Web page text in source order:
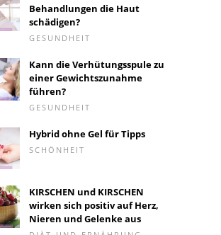
Behandlungen die Haut
schädigen?
GESUNDHEIT
Kann die Verhütungsspule zu
einer Gewichtszunahme
führen?
GESUNDHEIT
Hybrid ohne Gel für Tipps
SCHÖNHEIT
KIRSCHEN und KIRSCHEN
wirken sich positiv auf Herz,
Nieren und Gelenke aus